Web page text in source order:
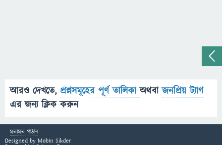
আরও দেখতে, প্রশ্নসমূহের পূর্ণ তালিকাঅথবাজনপ্রিয় ট্যাগ
এর জন্য ক্লিক করুন
মতামত পাঠান
Designed by Mobin Sikder